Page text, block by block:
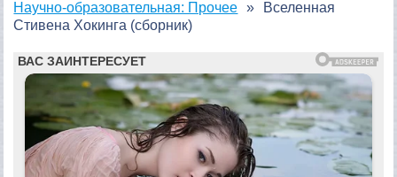
Научно-образовательная: Прочее
Вселенная
Стивена Хокинга (сборник)